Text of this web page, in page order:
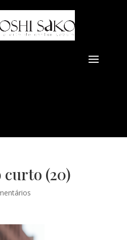
curto (20)
transformar seu